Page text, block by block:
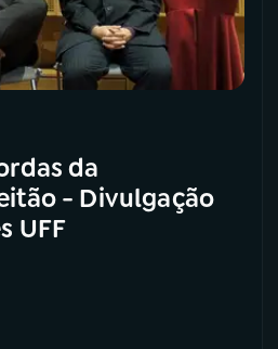
da
- Divulgação
UFF